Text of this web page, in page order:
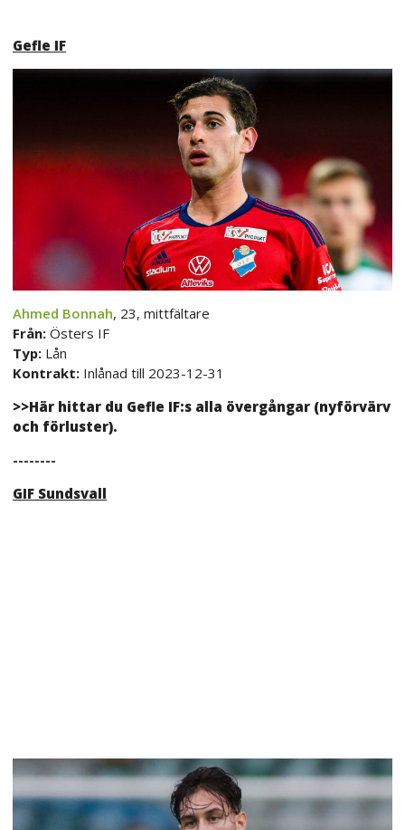
Gefle IF
Ahmed Bonnah, 23, mittfältare
Från: Östers IF
Typ: Lån
Kontrakt: Inlånad till 2023-12-31
>>Här hittar du Gefle IF:s alla övergångar (nyförvärv
och förluster).
--------
GIF Sundsvall